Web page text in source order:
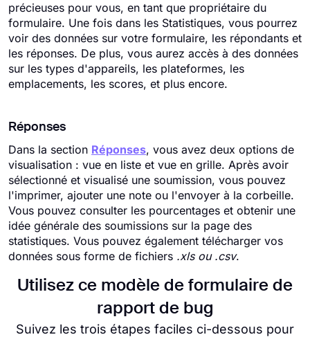
précieuses pour vous, en tant que propriétaire du
formulaire. Une fois dans les Statistiques, vous pourrez
voir des données sur votre formulaire, les répondants et
les réponses. De plus, vous aurez accès à des données
sur les types d'appareils, les plateformes, les
emplacements, les scores, et plus encore.
Réponses
Dans la section Réponses, vous avez deux options de
visualisation : vue en liste et vue en grille. Après avoir
sélectionné et visualisé une soumission, vous pouvez
l'imprimer, ajouter une note ou l'envoyer à la corbeille.
Vous pouvez consulter les pourcentages et obtenir une
idée générale des soumissions sur la page des
statistiques. Vous pouvez également télécharger vos
données sous forme de fichiers .xls ou .csv.
Utilisez ce modèle de formulaire de
rapport de bug
Suivez les trois étapes faciles ci-dessous pour